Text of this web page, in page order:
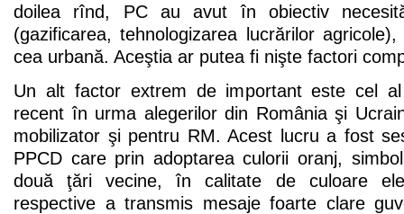
doilea rînd, PC au avut în obiectiv
(gazificarea, tehnologizarea lucrărilor
cea urbană. Aceştia ar putea fi nişte factori
Un alt factor extrem de important este cel al
recent în urma alegerilor din România şi
mobilizator şi pentru RM. Acest lucru a fost
PPCD care prin adoptarea culorii oranj,
două ţări vecine, în calitate de culoare
respective a transmis mesaje foarte clare